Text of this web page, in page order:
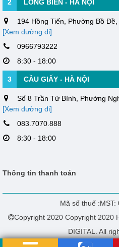
2 LONG BIÊN - HÀ NỘI
194 Hồng Tiến, Phường Bồ
[Xem đường đi]
0966793222
8:30 - 18:00
3 CẦU GIẤY - HÀ NỘI
Số 8 Trần Tử Bình, Phường
[Xem đường đi]
083.7070.888
8:30 - 18:00
Thông tin thanh toán
Mã số thuế :MST:
Copyright 2020 Copyright 2020
DIGITAL. All